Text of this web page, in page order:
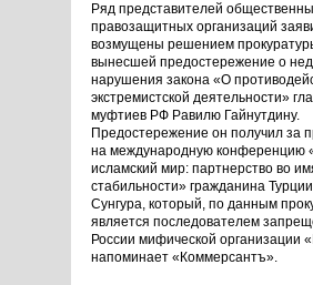
Ряд представителей
правозащитных организаций
возмущены решением
вынесшей предостережение о
нарушения закона «О
экстремистской деятельности»
муфтиев РФ Равилю Гайнутдину.
Предостережение он получил за
на международную конференцию
исламский мир: партнерство во
стабильности» гражданина
Сунгура, который, по данным
является последователем
России мифической организации
напоминает « Коммерсантъ».